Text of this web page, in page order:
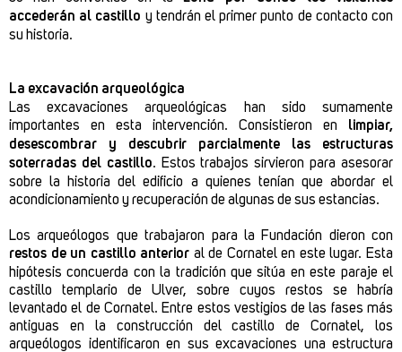
accederán al castillo y tendrán el primer punto de contacto con
su historia.
La excavación arqueológica
Las excavaciones arqueológicas han sido sumamente
importantes en esta intervención. Consistieron en limpiar,
desescombrar y descubrir parcialmente las estructuras
soterradas del castillo. Estos trabajos sirvieron para asesorar
sobre la historia del edificio a quienes tenían que abordar el
acondicionamiento y recuperación de algunas de sus estancias.
Los arqueólogos que trabajaron para la Fundación dieron con
restos de un castillo anterior al de Cornatel en este lugar. Esta
hipótesis concuerda con la tradición que sitúa en este paraje el
castillo templario de Ulver, sobre cuyos restos se habría
levantado el de Cornatel. Entre estos vestigios de las fases más
antiguas en la construcción del castillo de Cornatel, los
arqueólogos identificaron en sus excavaciones una estructura